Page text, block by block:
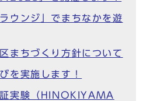
ウンジ」でまちなかを遊
まちづくり方針について
を実施します！
実験（HINOKIYAMA